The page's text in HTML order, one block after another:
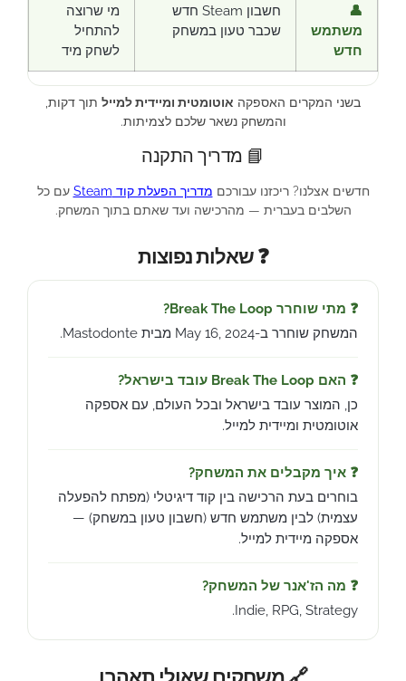
👤
משתמש
חדש
חשבון Steam חדש
שכבר טעון במשחק
מי שרוצה
להתחיל
לשחק מיד
בשני המקרים האספקה אוטומטית ומיידית למייל תוך דקות,
והמשחק נשאר שלכם לצמיתות.
📘 מדריך התקנה
חדשים אצלנו? ריכזנו עבורכם מדריך הפעלת קוד Steam
עם כל
השלבים בעברית — מהרכישה ועד שאתם בתוך המשחק.
❓ שאלות נפוצות
❓ מתי שוחרר Break The Loop?
המשחק שוחרר ב-May 16, 2024 מבית Mastodonte.
❓ האם Break The Loop עובד בישראל?
כן, המוצר עובד בישראל ובכל העולם, עם אספקה
אוטומטית ומיידית למייל.
❓ איך מקבלים את המשחק?
בוחרים בעת הרכישה בין קוד דיגיטלי (מפתח להפעלה
עצמית) לבין משתמש חדש (חשבון טעון במשחק) —
אספקה מיידית למייל.
❓ מה הז'אנר של המשחק?
Indie, RPG, Strategy.